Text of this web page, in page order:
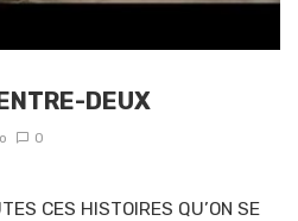
DEUX
0
CES HISTOIRES QU’ON SE